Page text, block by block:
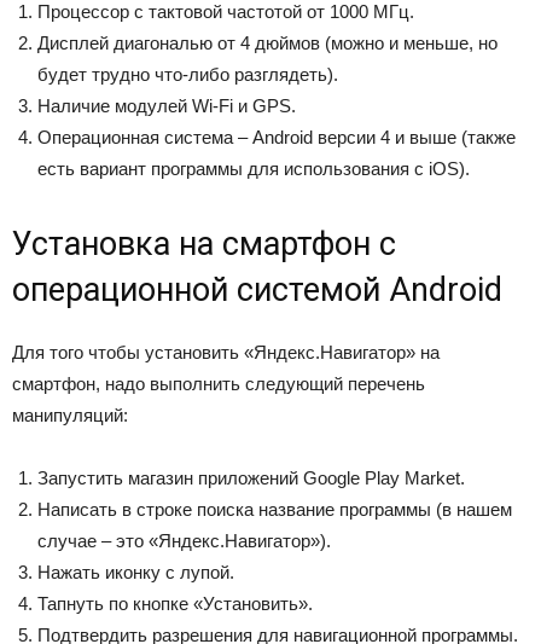
Процессор с тактовой частотой от 1000 МГц.
Дисплей диагональю от 4 дюймов (можно и меньше, но
будет трудно что-либо разглядеть).
Наличие модулей Wi-Fi и GPS.
Операционная система – Android версии 4 и выше (также
есть вариант программы для использования с iOS).
Установка на смартфон с
операционной системой Android
Для того чтобы установить «Яндекс.Навигатор» на
смартфон, надо выполнить следующий перечень
манипуляций:
Запустить магазин приложений Google Play Market.
Написать в строке поиска название программы (в нашем
случае – это «Яндекс.Навигатор»).
Нажать иконку с лупой.
Тапнуть по кнопке «Установить».
Подтвердить разрешения для навигационной программы.